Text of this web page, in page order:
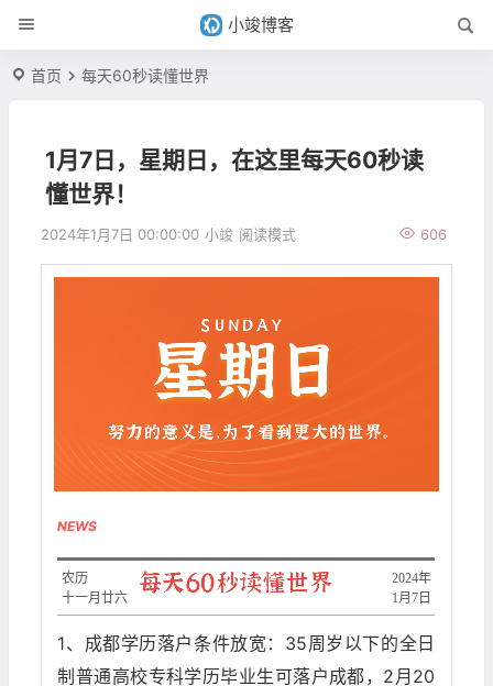
小竣博客
首页 每天60秒读懂世界
1月7日，星期日，在这里每天60秒读
懂世界！
2024年1月7日 00:00:00 小竣 606
阅读模式
NEWS
2024年
1月7日
农历
十一月廿六
1、成都学历落户条件放宽：35周岁以下的全日
制普通高校专科学历毕业生可落户成都，2月20